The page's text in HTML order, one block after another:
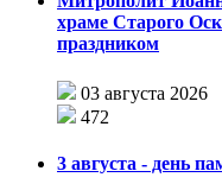
храме Старого
праздником
03 августа 2026
472
3 августа - день